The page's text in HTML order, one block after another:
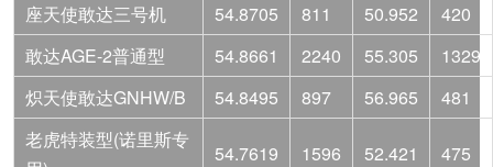
座天使敢达三号机
54.8705 811 50.952
420
敢达AGE-2普通型
54.8661 2240 55.305
1329
炽天使敢达GNHW/B
54.8495 897 56.965
481
老虎特装型(诺里斯专
54.7619 1596 52.421 475